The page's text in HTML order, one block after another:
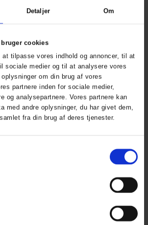
Detaljer Om
cookies
tilpasse vores indhold og annoncer, til at
sociale medier og til at analysere vores
om din brug af vores
partnere inden for sociale medier,
og analysepartnere. Vores partnere kan
med andre oplysninger, du har givet dem,
fra din brug af deres tjenester.
med
XS - 5XL
Regnjakke med
Colors: Sizes: XS - 5XL
Dry Zone D-LUX PU
Sizes: XS - 5XL